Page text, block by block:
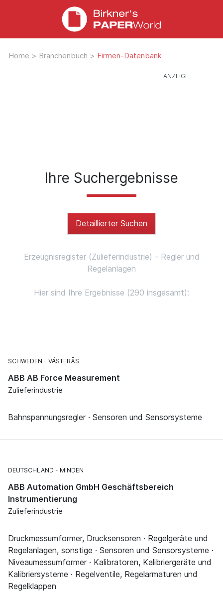
Home > Branchenbuch > Firmen-Datenbank
Ihre Suchergebnisse
Detaillierter Suchen
Erzeugnisregister (Zulieferindustrie) - Regler und
Regelanlagen
Hier sind Ihre Ergebnisse (290 insgesamt):
SCHWEDEN VÄSTERÅS
ABB AB Force Measurement
Zulieferindustrie
Bahnspannungsregler · Sensoren und Sensorsysteme
DEUTSCHLAND MINDEN
ABB Automation GmbH Geschäftsbereich
Instrumentierung
Zulieferindustrie
Druckmessumformer, Drucksensoren · Regelgeräte und
Regelanlagen, sonstige · Sensoren und Sensorsysteme ·
Niveaumessumformer · Kalibratoren, Kalibriergeräte und
Kalibriersysteme · Regelventile, Regelarmaturen und
Regelklappen